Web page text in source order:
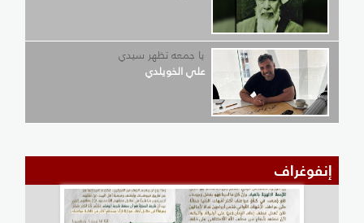
يا جمعه تظهر سيدي
علي الخويلدي
إنفوغراف